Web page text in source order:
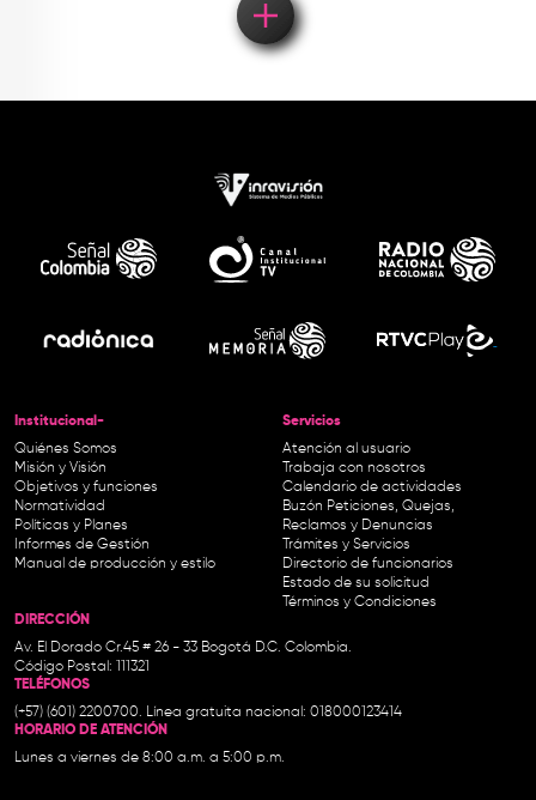
Institucional-
Quiénes Somos
Misión y Visión
Objetivos y funciones
Normatividad
Políticas y Planes
Informes de Gestión
Manual de producción y estilo
Servicios
Atención al usuario
Trabaja con nosotros
Calendario de actividades
Buzón Peticiones, Quejas,
Reclamos y Denuncias
Trámites y Servicios
Directorio de funcionarios
Estado de su solicitud
Términos y Condiciones
DIRECCIÓN
Av. El Dorado Cr.45 # 26 - 33 Bogotá D.C. Colombia.
Código Postal: 111321
TELÉFONOS
(+57) (601) 2200700. Línea gratuita nacional: 018000123414
HORARIO DE ATENCIÓN
Lunes a viernes de 8:00 a.m. a 5:00 p.m.